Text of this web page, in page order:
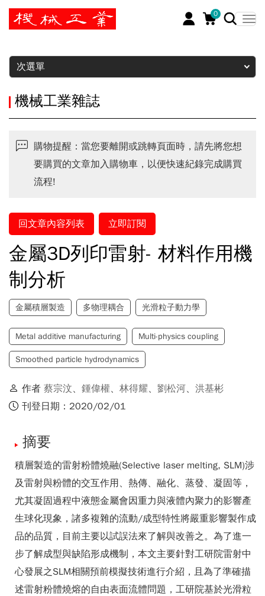
0
暫停
次選單
機械工業雜誌
購物提醒：當您要離開或跳轉頁面時，請先將您想
要購買的文章加入購物車，以便快速紀錄完成購買
流程!
回文章內容列表 立即訂閱
金屬3D列印雷射- 材料作用機
制分析
金屬積層製造 多物理耦合 光滑粒子動力學
Metal additive manufacturing Multi-physics coupling
Smoothed particle hydrodynamics
作者 蔡宗汶、 鍾偉權、 林得耀、 劉松河、 洪基彬
刊登日期：2020/02/01
摘要
積層製造的雷射粉體燒融(Selective laser melting, SLM)涉
及雷射與粉體的交互作用、熱傳、融化、蒸發、凝固等，
尤其凝固過程中液態金屬會因重力與液體內聚力的影響產
生球化現象，諸多複雜的流動/成型特性將嚴重影響製作成
品的品質，目前主要以試誤法來了解與改善之。為了進一
步了解成型與缺陷形成機制，本文主要針對工研院雷射中
心發展之SLM相關預前模擬技術進行介紹，且為了準確描
述雷射粉體燒熔的自由表面流體問題，工研院基於光滑粒